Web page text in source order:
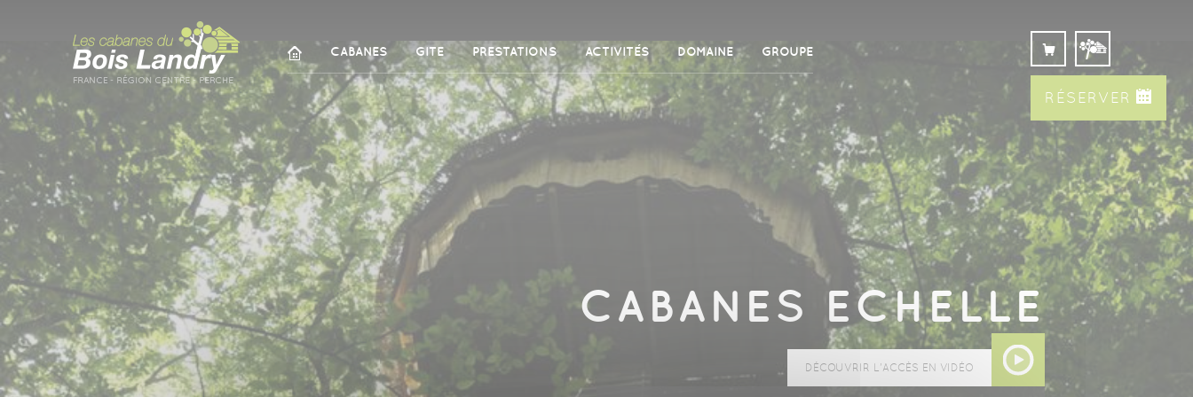
CABANES GITE PRESTATIONS ACTIVITÉS DOMAINE GROUPE
RÉSERVER
CABANES ECHELLE
DÉCOUVRIR L'ACCÈS EN VIDÉO